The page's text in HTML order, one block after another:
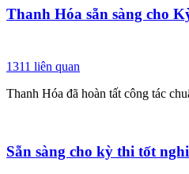
Thanh Hóa sẵn sàng cho
1311 liên quan
Thanh Hóa đã hoàn tất công tác
Sẵn sàng cho kỳ thi tốt